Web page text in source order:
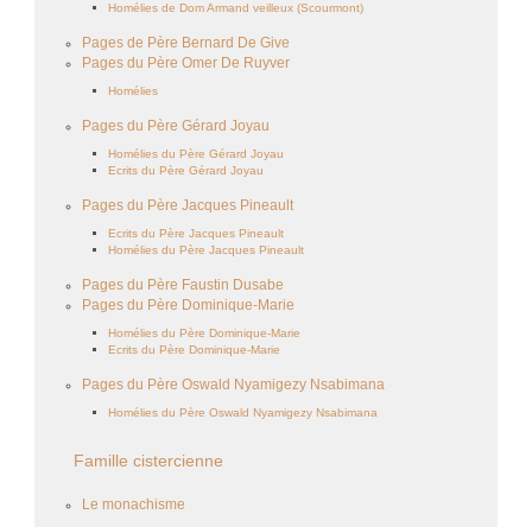
Homélies de Dom Armand veilleux (Scourmont)
Pages de Père Bernard De Give
Pages du Père Omer De Ruyver
Homélies
Pages du Père Gérard Joyau
Homélies du Père Gérard Joyau
Ecrits du Père Gérard Joyau
Pages du Père Jacques Pineault
Ecrits du Père Jacques Pineault
Homélies du Père Jacques Pineault
Pages du Père Faustin Dusabe
Pages du Père Dominique-Marie
Homélies du Père Dominique-Marie
Ecrits du Père Dominique-Marie
Pages du Père Oswald Nyamigezy Nsabimana
Homélies du Père Oswald Nyamigezy Nsabimana
Famille cistercienne
Le monachisme